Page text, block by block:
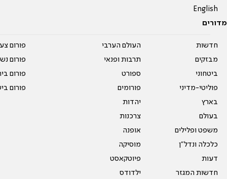
English
מדורים
חדשות
מבזקים
ביטחוני
פוליטי-מדיני
בארץ
בעולם
משפט ופלילים
כלכלה ונדל"ן
דעות
חדשות המגזר
העולם הערבי
תרבות ופנאי
ספורט
פורומים
יהדות
צרכנות
אופנה
מוסיקה
פיוטקאסט
ילדודס
פורום
פורום
פורום
פורום